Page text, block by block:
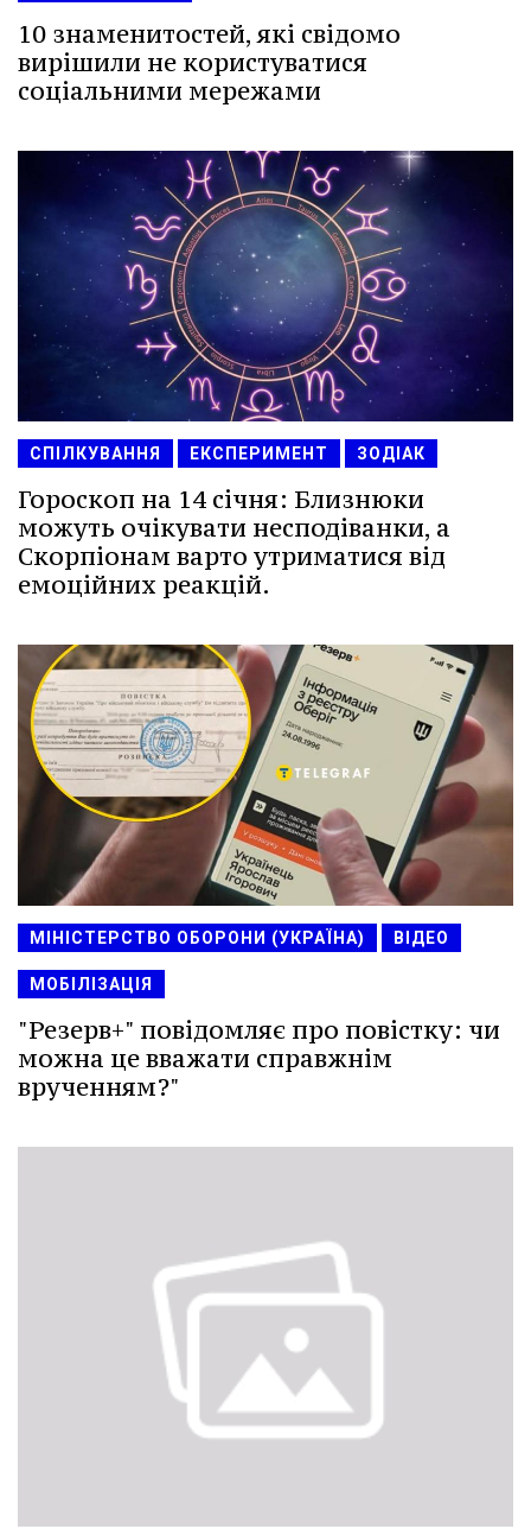
10 знаменитостей, які свідомо
вирішили не користуватися
соціальними мережами
СПІЛКУВАННЯ ЕКСПЕРИМЕНТ ЗОДІАК
Гороскоп на 14 січня: Близнюки
можуть очікувати несподіванки, а
Скорпіонам варто утриматися від
емоційних реакцій.
МІНІСТЕРСТВО ОБОРОНИ (УКРАЇНА) ВІДЕО
МОБІЛІЗАЦІЯ
"Резерв+" повідомляє про повістку: чи
можна це вважати справжнім
врученням?"